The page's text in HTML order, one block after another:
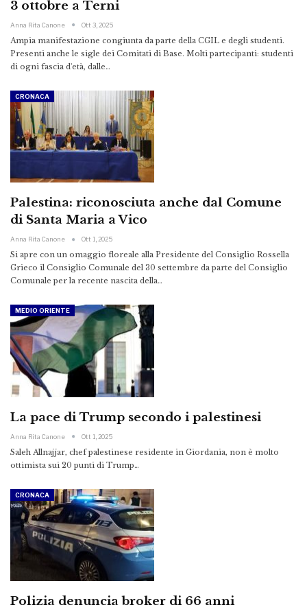
3 ottobre a Terni
Anna Rita Canone Ott 3, 2025
Ampia manifestazione congiunta da parte della CGIL e degli studenti.
Presenti anche le sigle dei Comitati di Base. Molti partecipanti: studenti
di ogni fascia d'età, dalle…
CRONACA
Palestina: riconosciuta anche dal Comune
di Santa Maria a Vico
Anna Rita Canone Ott 1, 2025
Si apre con un omaggio floreale alla Presidente del Consiglio Rossella
Grieco il Consiglio Comunale del 30 settembre da parte del Consiglio
Comunale per la recente nascita della…
MEDIO ORIENTE
La pace di Trump secondo i palestinesi
Anna Rita Canone Ott 1, 2025
Saleh Allnajjar, chef palestinese residente in Giordania, non è molto
ottimista sui 20 punti di Trump…
CRONACA
Polizia denuncia broker di 66 anni